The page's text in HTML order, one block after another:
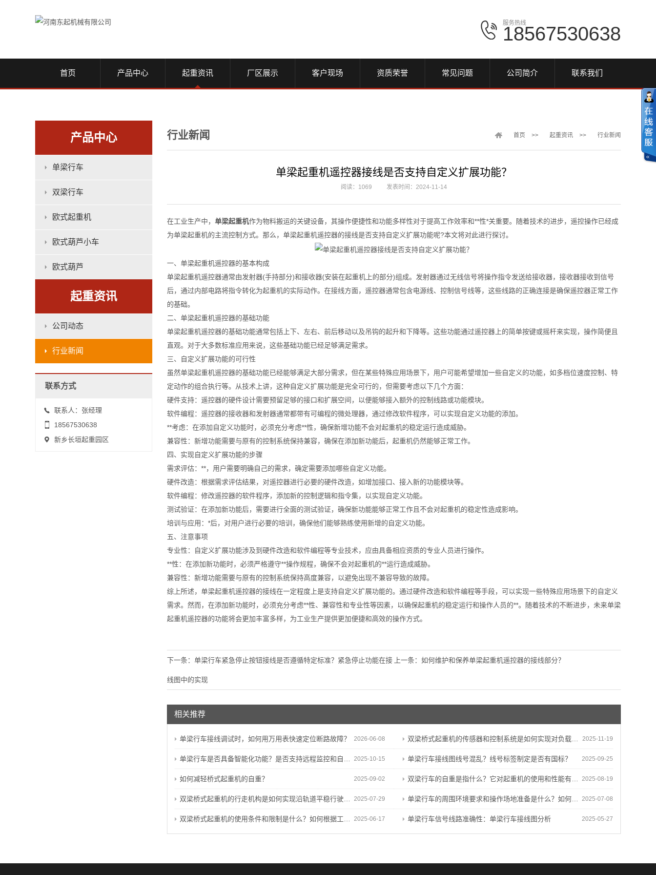
服务热线
18567530638
首页 产品中心 起重资讯 厂区展示 客户现场 资质荣誉 常见问题 公司简介 联系我们
产品中心
单梁行车
双梁行车
欧式起重机
欧式葫芦小车
欧式葫芦
起重资讯
公司动态
行业新闻
联系方式
联系人：张经理
18567530638
新乡长垣起重园区
行业新闻 首页 >> 起重资讯 >> 行业新闻
单梁起重机遥控器接线是否支持自定义扩展功能？
阅读：1069 发表时间：2024-11-14
在工业生产中， 单梁起重机作为物料搬运的关键设备，其操作便捷性和功能多样性对于提高工作效率和**性*关重要。随着技术的进步，遥控操作已经成
为单梁起重机的主流控制方式。那么，单梁起重机遥控器的接线是否支持自定义扩展功能呢?本文将对此进行探讨。
一、单梁起重机遥控器的基本构成
单梁起重机遥控器通常由发射器(手持部分)和接收器(安装在起重机上的部分)组成。发射器通过无线信号将操作指令发送给接收器，接收器接收到信号
后，通过内部电路将指令转化为起重机的实际动作。在接线方面，遥控器通常包含电源线、控制信号线等，这些线路的正确连接是确保遥控器正常工作
的基础。
二、单梁起重机遥控器的基础功能
单梁起重机遥控器的基础功能通常包括上下、左右、前后移动以及吊钩的起升和下降等。这些功能通过遥控器上的简单按键或摇杆来实现，操作简便且
直观。对于大多数标准应用来说，这些基础功能已经足够满足需求。
三、自定义扩展功能的可行性
虽然单梁起重机遥控器的基础功能已经能够满足大部分需求，但在某些特殊应用场景下，用户可能希望增加一些自定义的功能，如多档位速度控制、特
定动作的组合执行等。从技术上讲，这种自定义扩展功能是完全可行的，但需要考虑以下几个方面：
硬件支持：遥控器的硬件设计需要预留足够的接口和扩展空间，以便能够接入额外的控制线路或功能模块。
软件编程：遥控器的接收器和发射器通常都带有可编程的微处理器，通过修改软件程序，可以实现自定义功能的添加。
**考虑：在添加自定义功能时，必须充分考虑**性，确保新增功能不会对起重机的稳定运行造成威胁。
兼容性：新增功能需要与原有的控制系统保持兼容，确保在添加新功能后，起重机仍然能够正常工作。
四、实现自定义扩展功能的步骤
需求评估：**，用户需要明确自己的需求，确定需要添加哪些自定义功能。
硬件改造：根据需求评估结果，对遥控器进行必要的硬件改造，如增加接口、接入新的功能模块等。
软件编程：修改遥控器的软件程序，添加新的控制逻辑和指令集，以实现自定义功能。
测试验证：在添加新功能后，需要进行全面的测试验证，确保新功能能够正常工作且不会对起重机的稳定性造成影响。
培训与应用：*后，对用户进行必要的培训，确保他们能够熟练使用新增的自定义功能。
五、注意事项
专业性：自定义扩展功能涉及到硬件改造和软件编程等专业技术，应由具备相应资质的专业人员进行操作。
**性：在添加新功能时，必须严格遵守**操作规程，确保不会对起重机的**运行造成威胁。
兼容性：新增功能需要与原有的控制系统保持高度兼容，以避免出现不兼容导致的故障。
综上所述，单梁起重机遥控器的接线在一定程度上是支持自定义扩展功能的。通过硬件改造和软件编程等手段，可以实现一些特殊应用场景下的自定义
需求。然而，在添加新功能时，必须充分考虑**性、兼容性和专业性等因素，以确保起重机的稳定运行和操作人员的**。随着技术的不断进步，未来单梁
起重机遥控器的功能将会更加丰富多样，为工业生产提供更加便捷和高效的操作方式。
上一条： 如何维护和保养单梁起重机遥控器的接线部分？
下一条： 单梁行车紧急停止按钮接线是否遵循特定标准？紧急停止功能在接
线图中的实现
相关推荐
2026-06-08
单梁行车接线调试时，如何用万用表快速定位断路故障？ 2025-11-19
双梁桥式起重机的传感器和控制系统是如何实现对负载、位置和运动状态的监测和控制的？
2025-10-15
单梁行车是否具备智能化功能？是否支持远程监控和自动化操作？ 2025-09-25
单梁行车接线图线号混乱？线号标签制定是否有国标？
2025-09-02
如何减轻桥式起重机的自重？ 2025-08-19
双梁行车的自重是指什么？它对起重机的使用和性能有何影响？
2025-07-29
双梁桥式起重机的行走机构是如何实现沿轨道平稳行驶和定位的？ 2025-07-08
单梁行车的周围环境要求和操作场地准备是什么？如何确保设备能够适应不同工程环境？
2025-06-17
双梁桥式起重机的使用条件和限制是什么？如何根据工程特点和需求进行决策？ 2025-05-27
单梁行车信号线路准确性：单梁行车接线图分析